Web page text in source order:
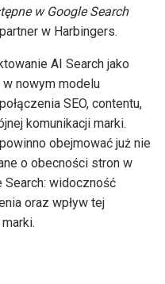
w Google Search
w Harbingers.
AI Search jako
nowym modelu
SEO, contentu,
komunikacji marki.
obejmować już nie
o obecności stron w
Search: widoczność
oraz wpływ tej